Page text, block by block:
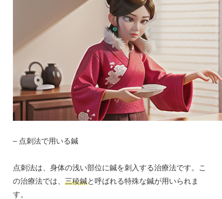
– 点刺法で用いる鍼
点刺法は、身体の浅い部位に鍼を刺入する治療法です。こ
の治療法では、 三稜鍼と呼ばれる特殊な鍼が用いられま
す。